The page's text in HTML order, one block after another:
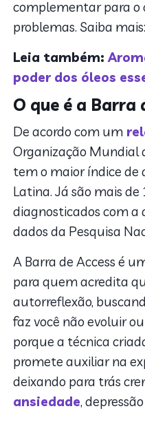
complementar para o
problemas. Saiba mais:
Leia também:
poder dos óleos
O que é a Barra
De acordo com um
Organização Mundial
tem o maior índice de
Latina. Já são mais
diagnosticados com a
dados da Pesquisa
A Barra de Access é
para quem acredita
autorreflexão,
faz você não evoluir
porque a técnica
promete auxiliar na
deixando para trás
ansiedade,